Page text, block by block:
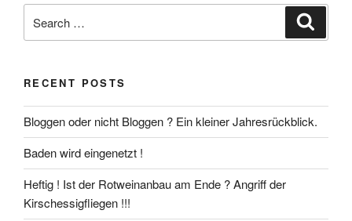
for:
RECENT POSTS
Bloggen oder nicht Bloggen ? Ein kleiner Jahresrückblick.
Baden wird eingenetzt !
Heftig ! Ist der Rotweinanbau am Ende ? Angriff der
Kirschessigfliegen !!!